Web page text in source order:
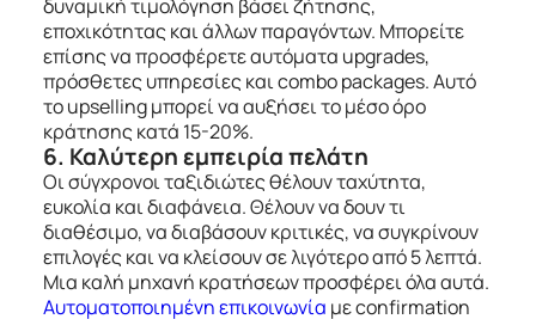
δυναμική τιμολόγηση βάσει ζήτησης,
εποχικότητας και άλλων παραγόντων. Μπορείτε
επίσης να προσφέρετε αυτόματα upgrades,
πρόσθετες υπηρεσίες και combo packages. Αυτό
το upselling μπορεί να αυξήσει το μέσο όρο
κράτησης κατά 15-20%.
6. Καλύτερη εμπειρία πελάτη
Οι σύγχρονοι ταξιδιώτες θέλουν ταχύτητα,
ευκολία και διαφάνεια. Θέλουν να δουν τι
διαθέσιμο, να διαβάσουν κριτικές, να συγκρίνουν
επιλογές και να κλείσουν σε λιγότερο από 5 λεπτά.
Μια καλή μηχανή κρατήσεων προσφέρει όλα αυτά.
Αυτοματοποιημένη επικοινωνία με confirmation